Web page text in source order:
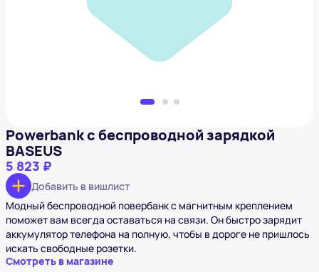
Powerbank с беспроводной зарядкой
BASEUS
5 823 ₽
Добавить в вишлист
Модный беспроводной повербанк с магнитным креплением
поможет вам всегда оставаться на связи. Он быстро зарядит
аккумулятор телефона на полную, чтобы в дороге не пришлось
искать свободные розетки.
Смотреть в магазине